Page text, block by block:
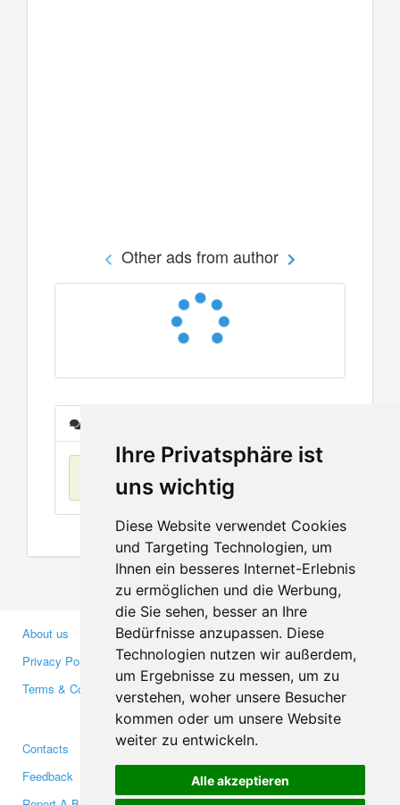
Ihre Privatsphäre ist
uns wichtig
Diese Website verwendet Cookies
und Targeting Technologien, um
Ihnen ein besseres Internet-Erlebnis
zu ermöglichen und die Werbung,
die Sie sehen, besser an Ihre
Bedürfnisse anzupassen. Diese
Technologien nutzen wir außerdem,
um Ergebnisse zu messen, um zu
verstehen, woher unsere Besucher
kommen oder um unsere Website
weiter zu entwickeln.
Alle akzeptieren
Other ads from author
No items found
About us
Privacy Policy
Terms & Conditions
Business Partners
Investors
Media
Contacts
Feedback
Facebook
Twitter